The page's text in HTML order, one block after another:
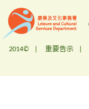
2014© | 重要告示